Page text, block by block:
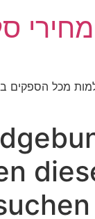
מכל הספקים